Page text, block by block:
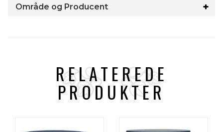
Område og Producent
RELATEREDE
PRODUKTER